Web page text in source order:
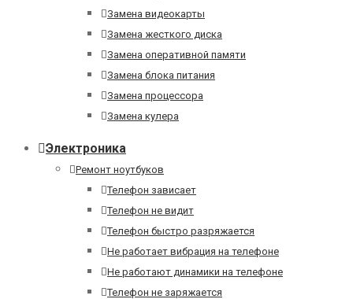
Замена видеокарты
Замена жесткого диска
Замена оперативной памяти
Замена блока питания
Замена процессора
Замена кулера
Электроника
Ремонт ноутбуков
Телефон зависает
Телефон не видит
Телефон быстро разряжается
Не работает вибрация на телефоне
Не работают динамики на телефоне
Телефон не заряжается